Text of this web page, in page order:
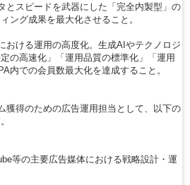
とスピードを武器にした「完全内製型」の
ング成果を最大化させること。
おける運用の高度化。生成AIやテクノロジ
の高速化」「運用品質の標準化」「運用
内での会員数最大化を達成すること。
獲得のための広告運用担当として、以下の
等の主要広告媒体における戦略設計・運